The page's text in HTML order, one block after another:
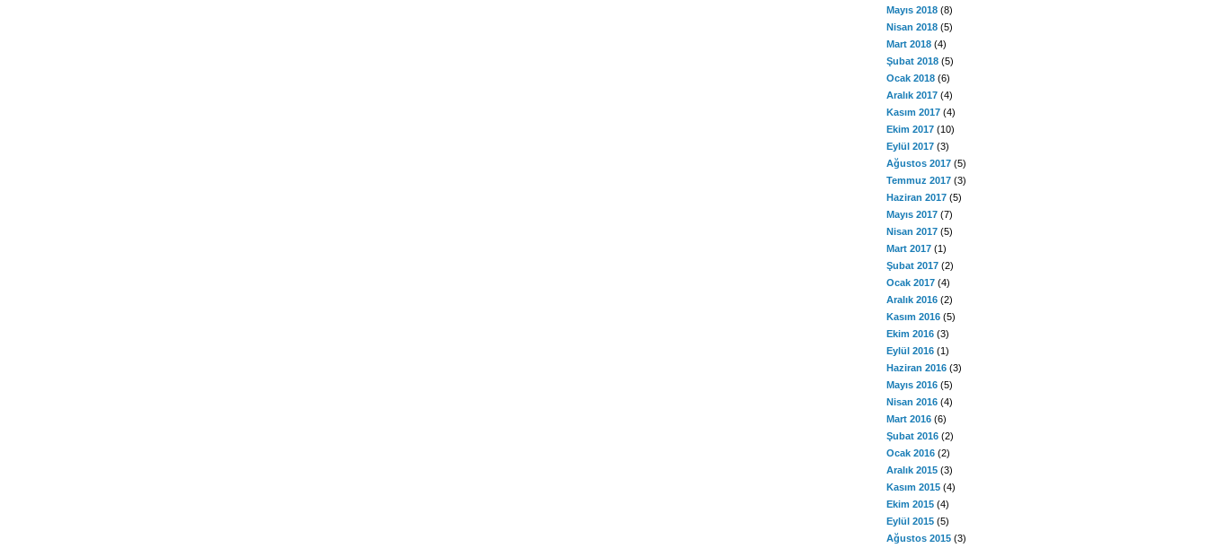
Mayıs 2018 (8)
Nisan 2018 (5)
Mart 2018 (4)
Şubat 2018 (5)
Ocak 2018 (6)
Aralık 2017 (4)
Kasım 2017 (4)
Ekim 2017 (10)
Eylül 2017 (3)
Ağustos 2017 (5)
Temmuz 2017 (3)
Haziran 2017 (5)
Mayıs 2017 (7)
Nisan 2017 (5)
Mart 2017 (1)
Şubat 2017 (2)
Ocak 2017 (4)
Aralık 2016 (2)
Kasım 2016 (5)
Ekim 2016 (3)
Eylül 2016 (1)
Haziran 2016 (3)
Mayıs 2016 (5)
Nisan 2016 (4)
Mart 2016 (6)
Şubat 2016 (2)
Ocak 2016 (2)
Aralık 2015 (3)
Kasım 2015 (4)
Ekim 2015 (4)
Eylül 2015 (5)
Ağustos 2015 (3)